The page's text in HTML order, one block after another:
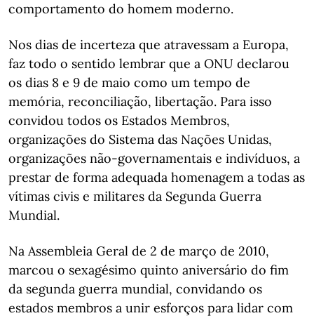
comportamento do homem moderno.
Nos dias de incerteza que atravessam a Europa,
faz todo o sentido lembrar que a ONU declarou
os dias 8 e 9 de maio como um tempo de
memória, reconciliação, libertação. Para isso
convidou todos os Estados Membros,
organizações do Sistema das Nações Unidas,
organizações não-governamentais e indivíduos, a
prestar de forma adequada homenagem a todas as
vítimas civis e militares da Segunda Guerra
Mundial.
Na Assembleia Geral de 2 de março de 2010,
marcou o sexagésimo quinto aniversário do fim
da segunda guerra mundial, convidando os
estados membros a unir esforços para lidar com